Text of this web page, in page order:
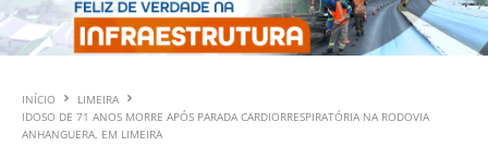
INÍCIO
LIMEIRA
IDOSO DE 71 ANOS MORRE APÓS PARADA CARDIORRESPIRATÓRIA NA RODOVIA
ANHANGUERA, EM LIMEIRA